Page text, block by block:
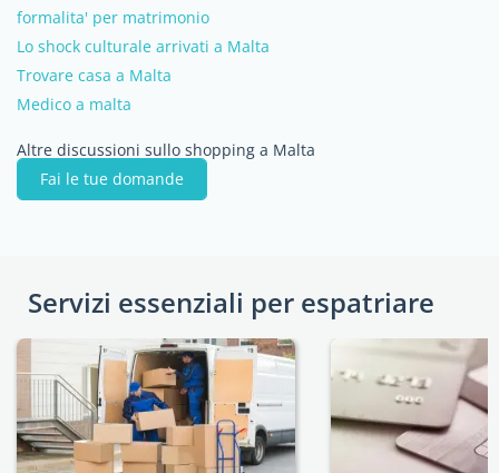
formalita' per matrimonio
Lo shock culturale arrivati a Malta
Trovare casa a Malta
Medico a malta
Altre discussioni sullo shopping a Malta
Fai le tue domande
Servizi essenziali per espatriare